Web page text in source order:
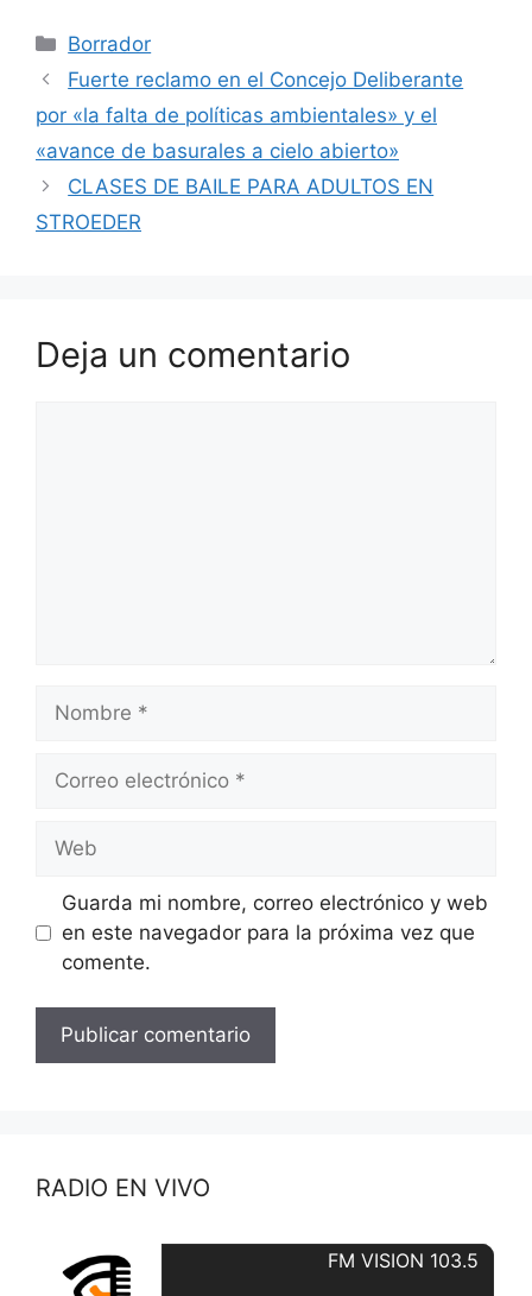
Categorías
Borrador
Fuerte reclamo en el Concejo Deliberante
por «la falta de políticas ambientales» y el
«avance de basurales a cielo abierto»
CLASES DE BAILE PARA ADULTOS EN
STROEDER
Deja un comentario
electrónico
Guarda mi nombre, correo electrónico y web
en este navegador para la próxima vez que
comente.
RADIO EN VIVO